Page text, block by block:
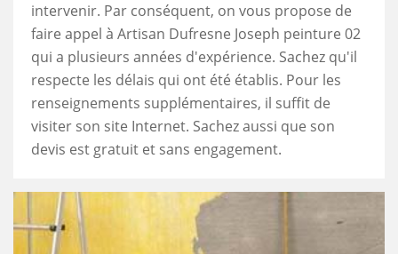
intervenir. Par conséquent, on vous propose de
faire appel à Artisan Dufresne Joseph peinture 02
qui a plusieurs années d'expérience. Sachez qu'il
respecte les délais qui ont été établis. Pour les
renseignements supplémentaires, il suffit de
visiter son site Internet. Sachez aussi que son
devis est gratuit et sans engagement.